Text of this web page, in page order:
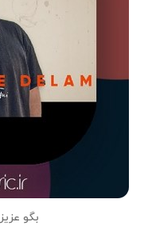
بگو